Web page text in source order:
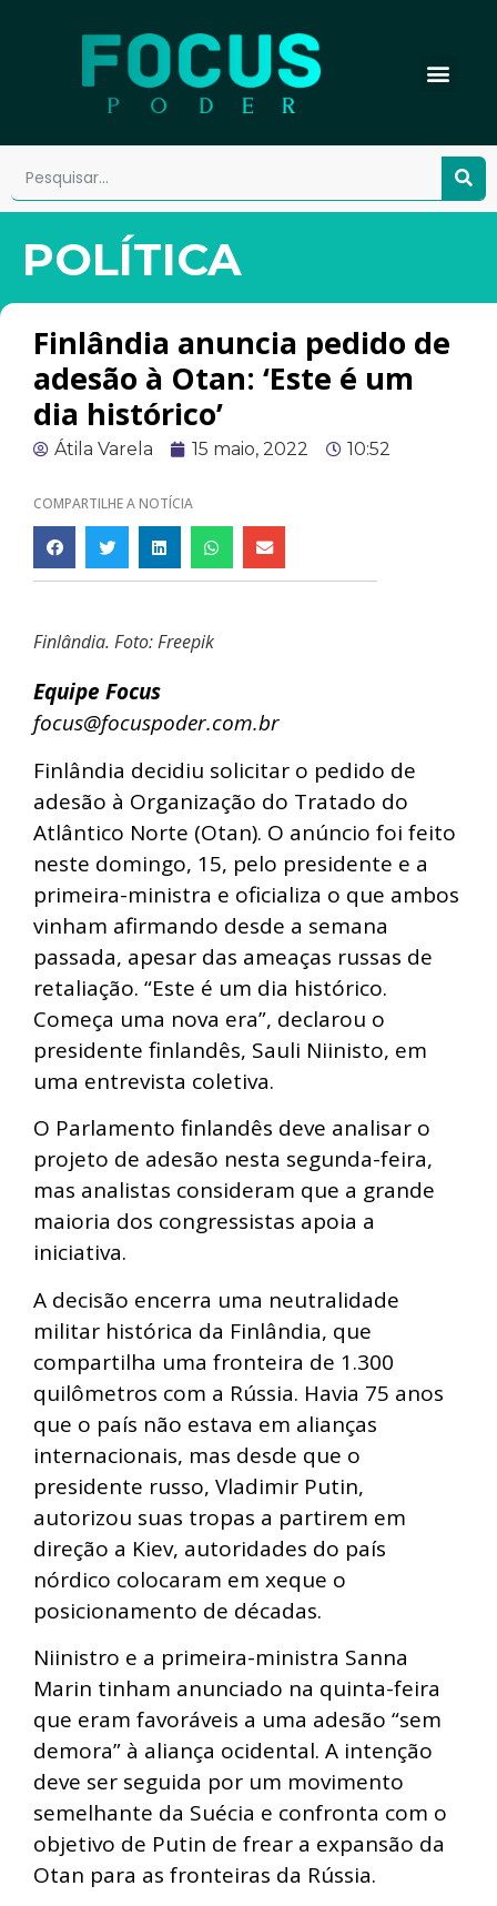
POLÍTICA
Finlândia anuncia pedido de
adesão à Otan: ‘Este é um
dia histórico’
Átila Varela 15 maio, 2022 10:52
COMPARTILHE A NOTÍCIA
Finlândia. Foto: Freepik
Equipe Focus
focus@focuspoder.com.br
Finlândia decidiu solicitar o pedido de
adesão à Organização do Tratado do
Atlântico Norte (Otan). O anúncio foi feito
neste domingo, 15, pelo presidente e a
primeira-ministra e oficializa o que ambos
vinham afirmando desde a semana
passada, apesar das ameaças russas de
retaliação. “Este é um dia histórico.
Começa uma nova era”, declarou o
presidente finlandês, Sauli Niinisto, em
uma entrevista coletiva.
O Parlamento finlandês deve analisar o
projeto de adesão nesta segunda-feira,
mas analistas consideram que a grande
maioria dos congressistas apoia a
iniciativa.
A decisão encerra uma neutralidade
militar histórica da Finlândia, que
compartilha uma fronteira de 1.300
quilômetros com a Rússia. Havia 75 anos
que o país não estava em alianças
internacionais, mas desde que o
presidente russo, Vladimir Putin,
autorizou suas tropas a partirem em
direção a Kiev, autoridades do país
nórdico colocaram em xeque o
posicionamento de décadas.
Niinistro e a primeira-ministra Sanna
Marin tinham anunciado na quinta-feira
que eram favoráveis a uma adesão “sem
demora” à aliança ocidental. A intenção
deve ser seguida por um movimento
semelhante da Suécia e confronta com o
objetivo de Putin de frear a expansão da
Otan para as fronteiras da Rússia.